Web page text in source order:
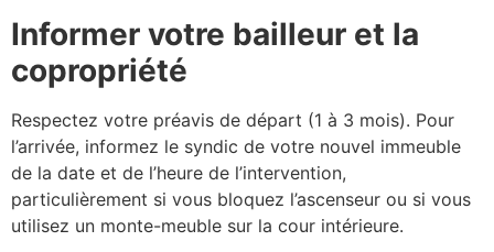
Informer votre bailleur et la
copropriété
Respectez votre préavis de départ (1 à 3 mois). Pour
l’arrivée, informez le syndic de votre nouvel immeuble
de la date et de l’heure de l’intervention,
particulièrement si vous bloquez l’ascenseur ou si vous
utilisez un monte-meuble sur la cour intérieure.